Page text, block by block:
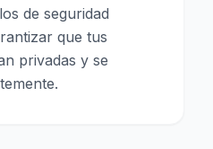
de seguridad
que tus
privadas y se